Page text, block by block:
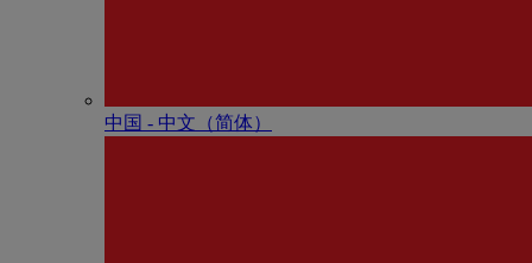
中国 - 中⽂（简体）